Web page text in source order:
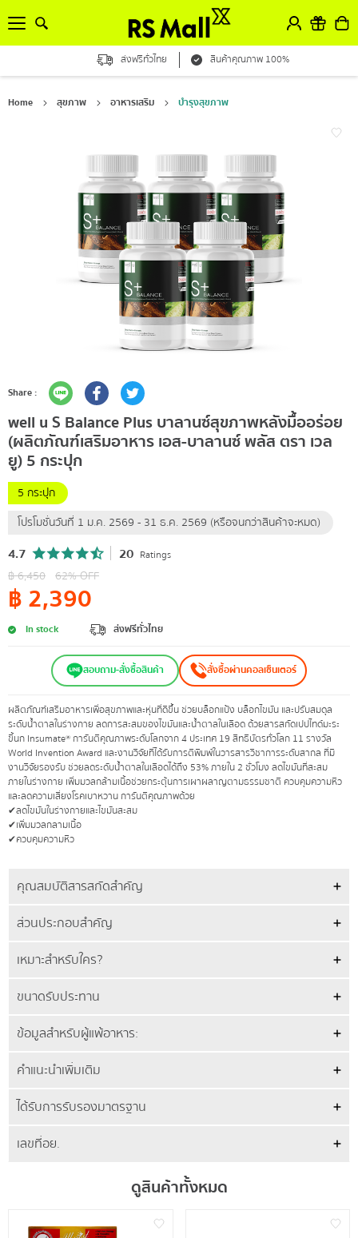
ส่งฟรีทั่วไทย สินค้าคุณภาพ 100%
Home สุขภาพ อาหารเสริม บำรุงสุขภาพ
Share :
well u S Balance Plus บาลานซ์สุขภาพหลังมื้ออร่อย
(ผลิตภัณฑ์เสริมอาหาร เอส-บาลานซ์ พลัส ตรา เวล
ยู) 5 กระปุก
5 กระปุก
โปรโมชั่นวันที่ 1 ม.ค. 2569 - 31 ธ.ค. 2569 (หรือจนกว่าสินค้าจะหมด)
4.7 20 Ratings
฿6,450 62% OFF
฿2,390
In stock ส่งฟรีทั่วไทย
สอบถาม-สั่งซื้อสินค้า สั่งซื้อผ่านคอลเซ็นเตอร์
ผลิตภัณฑ์เสริมอาหารเพื่อสุขภาพและหุ่นที่ดีขึ้น ช่วยบล็อกแป้ง บล็อกไขมัน และปรับสมดุล
ระดับน้ำตาลในร่างกาย ลดการสะสมของไขมันและน้ำตาลในเลือด ด้วยสารสกัดเปปไทด์มะระ
ขี้นก Insumate® การันตีคุณภาพระดับโลกจาก 4 ประเทศ 19 สิทธิบัตรทั่วโลก 11 รางวัล
World Invention Award และงานวิจัยที่ได้รับการตีพิมพ์ในวารสารวิชาการระดับสากล ที่มี
งานวิจัยรองรับ ช่วยลดระดับน้ำตาลในเลือดได้ถึง 53% ภายใน 2 ชั่วโมง ลดไขมันที่สะสม
ภายในร่างกาย เพิ่มมวลกล้ามเนื้อช่วยกระตุ้นการเผาผลาญตามธรรมชาติ ควบคุมความหิว
และลดความเสี่ยงโรคเบาหวาน การันตีคุณภาพด้วย
✔ลดไขมันในร่างกายและไขมันสะสม
✔เพิ่มมวลกลามเนื้อ
✔ควบคุมความหิว
คุณสมบัติสารสกัดสำคัญ
ส่วนประกอบสำคัญ
เหมาะสำหรับใคร?
ขนาดรับประทาน
ข้อมูลสำหรับผู้แพ้อาหาร:
คำแนะนำเพิ่มเติม
ได้รับการรับรองมาตรฐาน
เลขที่อย.
ดูสินค้าทั้งหมด